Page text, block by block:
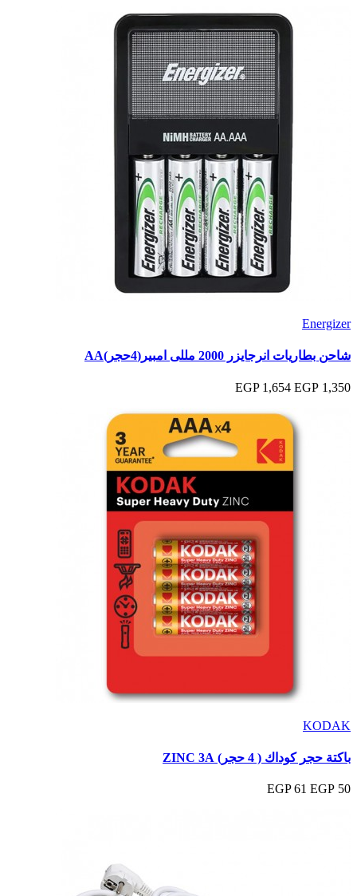
Energizer
شاحن بطاريات انرجايزر 2000 مللى امبير(4حجر)AA
1,350 EGP
1,654 EGP
KODAK
باكتة حجر كوداك ( 4 حجر) ZINC 3A
50 EGP
61 EGP